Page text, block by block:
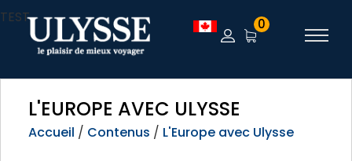
TEST 0
L'EUROPE AVEC ULYSSE
Accueil / Contenus / L'Europe avec Ulysse